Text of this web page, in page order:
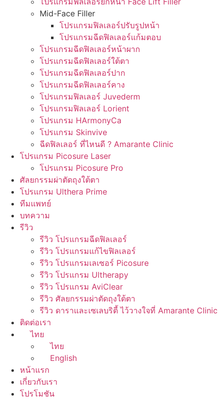
Mid-Face Filler
โปรแกรมฟิลเลอร์ปรับรูปหน้า
โปรแกรมฉีดฟิลเลอร์แก้มตอบ
โปรแกรมฉีดฟิลเลอร์หน้าผาก
โปรแกรมฉีดฟิลเลอร์ใต้ตา
โปรแกรมฉีดฟิลเลอร์ปาก
โปรแกรมฉีดฟิลเลอร์คาง
โปรแกรมฟิลเลอร์ Juvederm
โปรแกรมฟิลเลอร์ Lorient
โปรแกรม HArmonyCa
โปรแกรม Skinvive
ฉีดฟิลเลอร์ ที่ไหนดี ? Amarante Clinic
โปรแกรม Picosure Laser
โปรแกรม Picosure Pro
ศัลยกรรมผ่าตัดถุงใต้ตา
โปรแกรม Ulthera Prime
ทีมแพทย์
บทความ
รีวิว
รีวิว โปรแกรมฉีดฟิลเลอร์
รีวิว โปรแกรมแก้ไขฟิลเลอร์
รีวิว โปรแกรมเลเซอร์ Picosure
รีวิว โปรแกรม Ultherapy
รีวิว โปรแกรม AviClear
รีวิว ศัลยกรรมผ่าตัดถุงใต้ตา
รีวิว ดาราและเซเลบริตี้ ไว้วางใจที่ Amarante Clinic
ติดต่อเรา
ไทย
ไทย
English
หน้าแรก
เกี่ยวกับเรา
โปรโมชัน